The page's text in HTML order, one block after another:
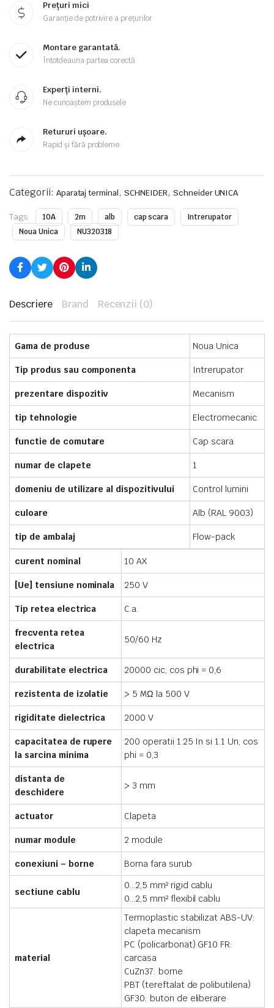
Prețuri mici
Garanție de potrivire a prețurilor
Montare garantată.
Întotdeauna partea corectă
Experți interni.
Ne cunoaștem produsele
Retururi ușoare.
Rapid și fără probleme
Categorii: Aparataj terminal,SCHNEIDER, Schneider UNICA
Tags: 10A 2m alb cap scara
Intrerupator
Noua Unica
NU320318
Descriere Brand Recenzii (0)
Gama de produse Noua Unica
Tip produs sau componenta Intrerupator
prezentare dispozitiv Mecanism
tip tehnologie Electromecanic
functie de comutare Cap scara
numar de clapete 1
domeniu de utilizare al dispozitivului Control lumini
culoare Alb (RAL 9003)
tip de ambalaj Flow-pack
curent nominal 10 AX
[Ue] tensiune nominala 250 V
Tip retea electrica C.a.
frecventa retea
electrica
50/60 Hz
durabilitate electrica 20000 cic, cos phi = 0,6
rezistenta de izolatie > 5 MΩ la 500 V
rigiditate dielectrica 2000 V
capacitatea de rupere
la sarcina minima
200 operatii 1.25 In si 1.1 Un, cos
phi = 0,3
distanta de
deschidere
> 3 mm
actuator Clapeta
numar module 2 module
conexiuni – borne Borna fara surub
sectiune cablu
0…2,5 mm² rigid cablu
0…2,5 mm² flexibil cablu
material
Termoplastic stabilizat ABS-UV:
clapeta mecanism
PC (policarbonat) GF10 FR:
carcasa
CuZn37: borne
PBT (tereftalat de polibutilena)
GF30: buton de eliberare